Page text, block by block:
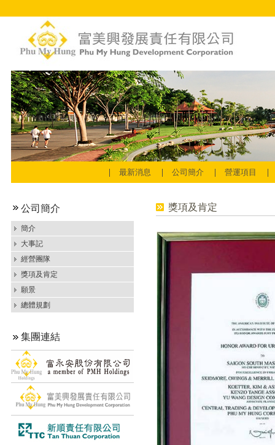
最新消息 公司簡介 營運項目
公司簡介
簡介
大事記
經營團隊
獎項及肯定
願景
總體規劃
集團連結
獎項及肯定